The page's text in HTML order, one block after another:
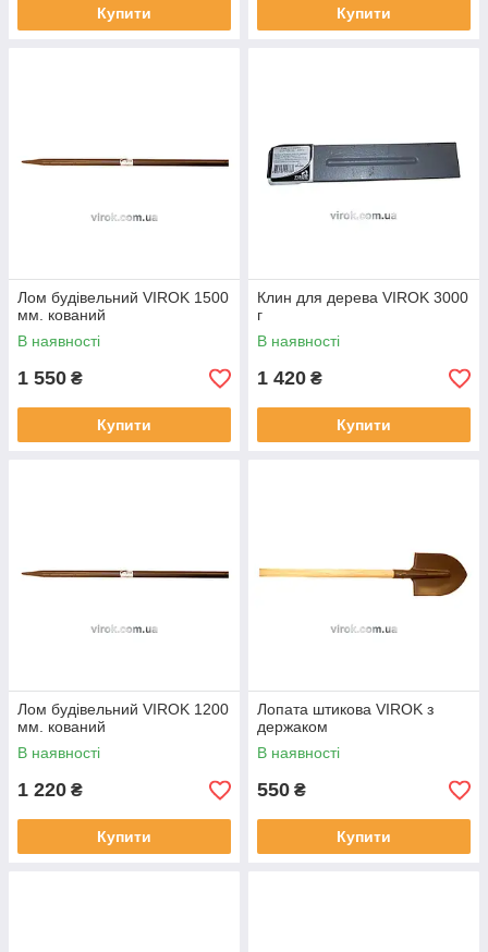
Купити Купити
Лом будівельний VIROK 1500
мм. кований
В наявності
1 550 ₴
Купити
Клин для дерева VIROK 3000
г
В наявності
1 420 ₴
Купити
Лом будівельний VIROK 1200
мм. кований
В наявності
1 220 ₴
Купити
Лопата штикова VIROK з
держаком
В наявності
550 ₴
Купити